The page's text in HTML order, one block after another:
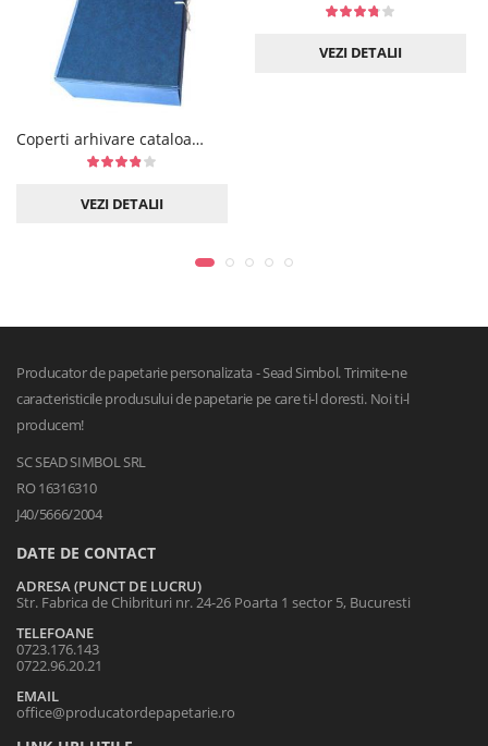
Coperti arhivare cataloage
VEZI DETALII
VEZI DETALII
Producator de papetarie personalizata - Sead Simbol. Trimite-ne
caracteristicile produsului de papetarie pe care ti-l doresti. Noi ti-l
producem!
SC SEAD SIMBOL SRL
RO 16316310
J40/5666/2004
DATE DE CONTACT
ADRESA (PUNCT DE LUCRU)
Str. Fabrica de Chibrituri nr. 24-26 Poarta 1 sector 5, Bucuresti
TELEFOANE
0723.176.143
0722.96.20.21
EMAIL
office@producatordepapetarie.ro